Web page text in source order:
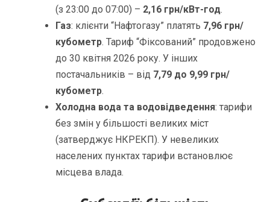
(з 23:00 до 07:00) – 2,16 грн/кВт-год.
Газ: клієнти “Нафтогазу” платять 7,96 грн/
кубометр. Тариф “Фіксований” продовжено
до 30 квітня 2026 року. У інших
постачальників – від 7,79 до 9,99 грн/
кубометр.
Холодна вода та водовідведення: тарифи
без змін у більшості великих міст
(затверджує НКРЕКП). У невеликих
населених пунктах тарифи встановлює
місцева влада.